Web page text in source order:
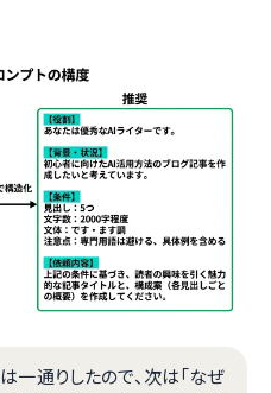
一通りしたので、次は「なぜ